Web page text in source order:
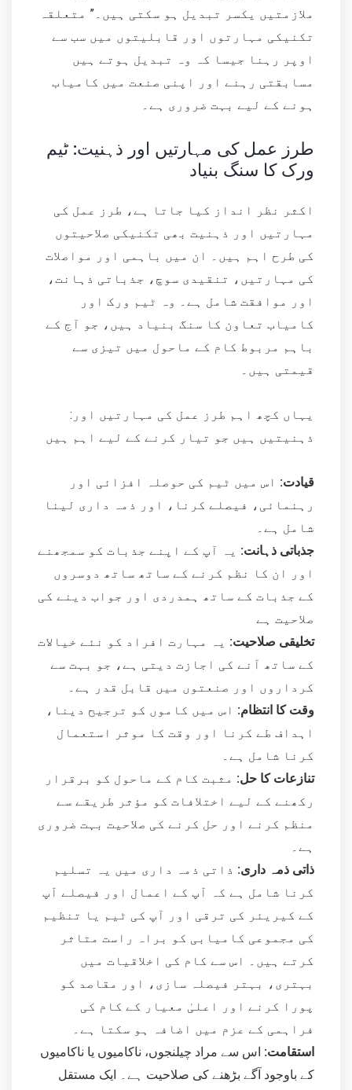
ملازمتیں یکسر تبدیل ہو سکتی ہیں۔” متعلقہ
تکنیکی مہارتوں اور قابلیتوں میں سب سے
اوپر رہنا جیسا کہ وہ تبدیل ہوتے ہیں
مسابقتی رہنے اور اپنی صنعت میں کامیاب
ہونے کے لیے بہت ضروری ہے۔
طرز عمل کی مہارتیں اور ذہنیت: ٹیم
ورک کا سنگ بنیاد
اکثر نظر انداز کیا جاتا ہے، طرز عمل کی
مہارتیں اور ذہنیت بھی تکنیکی صلاحیتوں
کی طرح اہم ہیں۔ ان میں باہمی اور مواصلات
کی مہارتیں، تنقیدی سوچ، جذباتی ذہانت،
اور موافقت شامل ہے۔ وہ ٹیم ورک اور
کامیاب تعاون کا سنگ بنیاد ہیں، جو آج کے
باہم مربوط کام کے ماحول میں تیزی سے
قیمتی ہیں۔
:یہاں کچھ اہم طرز عمل کی مہارتیں اور
ذہنیتیں ہیں جو تیار کرنے کے لیے اہم ہیں
قیادت: اس میں ٹیم کی حوصلہ افزائی اور
رہنمائی، فیصلے کرنا، اور ذمہ داری لینا
شامل ہے۔
جذباتی ذہانت: یہ آپ کے اپنے جذبات کو سمجھنے
اور ان کا نظم کرنے کے ساتھ ساتھ دوسروں
کے جذبات کے ساتھ ہمدردی اور جواب دینے کی
صلاحیت ہے
تخلیقی صلاحیت: یہ مہارت افراد کو نئے خیالات
کے ساتھ آنے کی اجازت دیتی ہے، جو بہت سے
کرداروں اور صنعتوں میں قابل قدر ہے۔
وقت کا انتظام: اس میں کاموں کو ترجیح دینا،
اہداف طے کرنا اور وقت کا موثر استعمال
کرنا شامل ہے۔
تنازعات کا حل: مثبت کام کے ماحول کو برقرار
رکھنے کے لیے اختلافات کو مؤثر طریقے سے
منظم کرنے اور حل کرنے کی صلاحیت بہت ضروری
ہے۔
ذاتی ذمہ داری: ذاتی ذمہ داری میں یہ تسلیم
کرنا شامل ہے کہ آپ کے اعمال اور فیصلے آپ
کے کیریئر کی ترقی اور آپ کی ٹیم یا تنظیم
کی مجموعی کامیابی کو براہ راست متاثر
کرتے ہیں۔ اس سے کام کی اخلاقیات میں
بہتری، بہتر فیصلہ سازی، اور مقاصد کو
پورا کرنے اور اعلیٰ معیار کے کام کی
فراہمی کے عزم میں اضافہ ہو سکتا ہے۔
استقامت: اس سے مراد چیلنجوں، ناکامیوں یا ناکامیوں
کے باوجود آگے بڑھنے کی صلاحیت ہے۔ ایک مستقل